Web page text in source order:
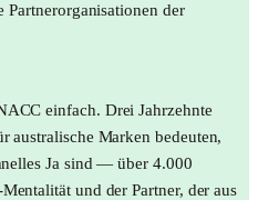
der
einfach. Drei Jahrzehnte
Marken bedeuten,
Ja sind — über 4.000
und der Partner, der aus